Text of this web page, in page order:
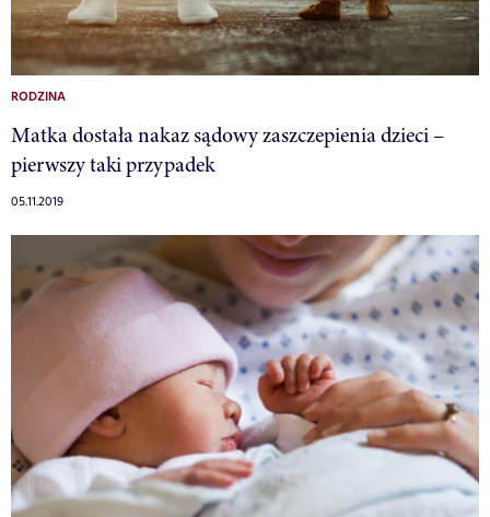
RODZINA
Matka dostała nakaz sądowy zaszczepienia dzieci –
pierwszy taki przypadek
05.11.2019